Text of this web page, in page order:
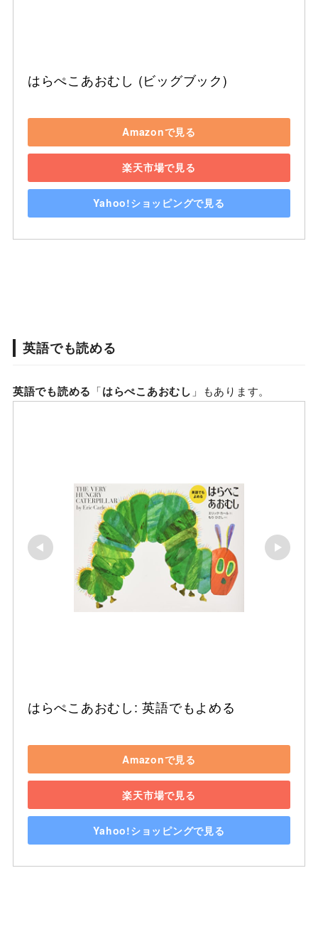
はらぺこあおむし (ビッグブック)
Amazonで見る
楽天市場で見る
Yahoo!ショッピングで見る
英語でも読める
英語でも読める 「はらぺこあおむし 」もあります。
はらぺこあおむし: 英語でもよめる
Amazonで見る
楽天市場で見る
Yahoo!ショッピングで見る